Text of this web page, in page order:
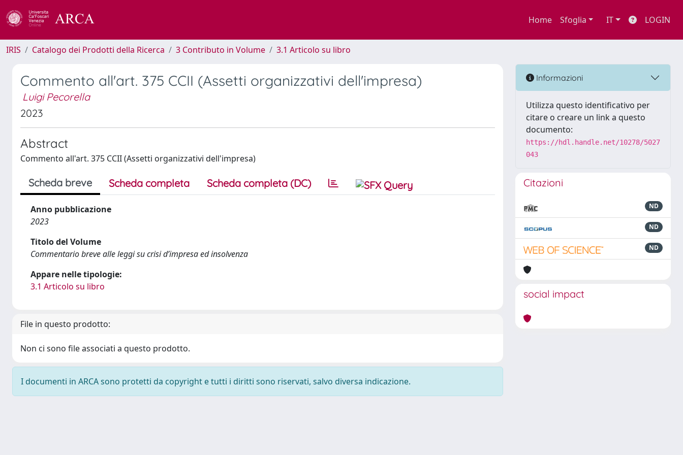
Home Sfoglia IT LOGIN
IRIS Catalogo dei Prodotti della Ricerca 3 Contributo in Volume 3.1 Articolo su libro
Commento all'art. 375 CCII (Assetti organizzativi dell'impresa)
Luigi Pecorella
2023
Abstract
Commento all'art. 375 CCII (Assetti organizzativi dell'impresa)
Scheda breve Scheda completa Scheda completa (DC)
Anno pubblicazione
2023
Titolo del Volume
Commentario breve alle leggi su crisi d’impresa ed insolvenza
Appare nelle tipologie:
3.1 Articolo su libro
File in questo prodotto:
Non ci sono file associati a questo prodotto.
I documenti in ARCA sono protetti da copyright e tutti i diritti sono riservati, salvo diversa indicazione.
Informazioni
Utilizza questo identificativo per
citare o creare un link a questo
documento:
https://hdl.handle.net/10278/5027
043
Citazioni
ND
ND
ND
social impact